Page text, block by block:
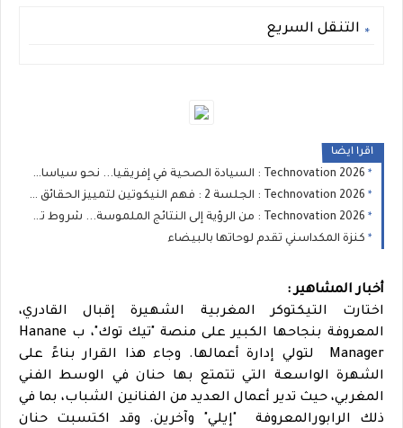
التنقل السريع
اقرا ايضا
Technovation 2026 : السيادة الصحية في إفريقيا... نحو سياسات صحية تستجيب لخصوصيات القارة
Technovation 2026 : الجلسة 2 : فهم النيكوتين لتمييز الحقائق من المفاهيم الخاطئة
Technovation 2026 : من الرؤية إلى النتائج الملموسة... شروط تحقيق تحول مستدام
كنزة المكداسني تقدم لوحاتها بالبيضاء
أخبار المشاهير :
اختارت التيكتوكر المغربية الشهيرة إقبال القادري،
المعروفة بنجاحها الكبير على منصة "تيك توك"، ب Hanane
Manager لتولي إدارة أعمالها. وجاء هذا القرار بناءً على
الشهرة الواسعة التي تتمتع بها حنان في الوسط الفني
المغربي، حيث تدير أعمال العديد من الفنانين الشباب، بما في
ذلك الرابورالمعروفة "إيلي" وآخرين. وقد اكتسبت حنان